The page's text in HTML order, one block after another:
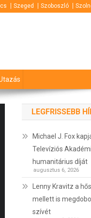
Szeged Szoboszló
LEGFRISSEBB
Michael J. Fox
Televíziós
humanitárius díját
augusztus 6, 2026
Lenny Kravitz a
mellett is
szívét